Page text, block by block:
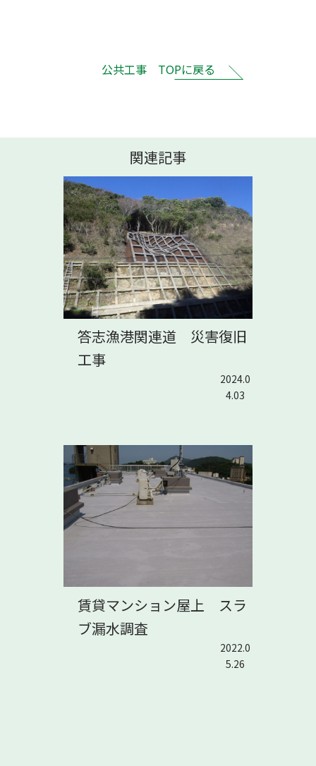
公共工事 TOPに戻る
関連記事
答志漁港関連道 災害復旧
工事
2024.0
4.03
賃貸マンション屋上 スラ
ブ漏水調査
2022.0
5.26